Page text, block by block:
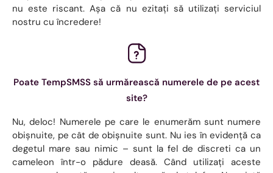
nu este riscant. Așa că nu ezitați să utilizați serviciul
nostru cu încredere!
Poate TempSMSS să urmărească numerele de pe acest
site?
Nu, deloc! Numerele pe care le enumerăm sunt numere
obișnuite, pe cât de obișnuite sunt. Nu ies în evidență ca
degetul mare sau nimic – sunt la fel de discreti ca un
cameleon într-o pădure deasă. Când utilizați aceste